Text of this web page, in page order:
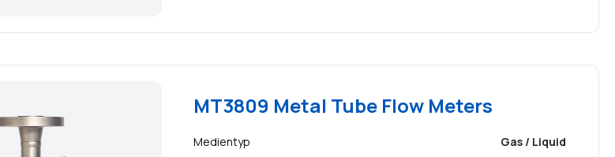
MT3809 Metal Tube Flow Meters
Medientyp
Gas / Liquid